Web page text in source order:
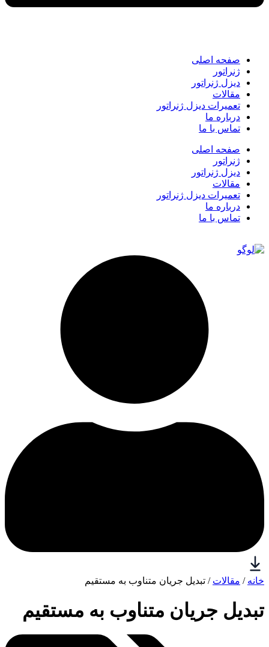
صفحه اصلی
ژنراتور
دیزل ژنراتور
مقالات
تعمیرات دیزل ژنراتور
درباره ما
تماس با ما
صفحه اصلی
ژنراتور
دیزل ژنراتور
مقالات
تعمیرات دیزل ژنراتور
درباره ما
تماس با ما
خانه / مقالات / تبدیل جریان متناوب به مستقیم
تبدیل جریان متناوب به مستقیم